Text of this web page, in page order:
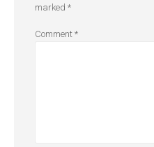
marked *
Comment *